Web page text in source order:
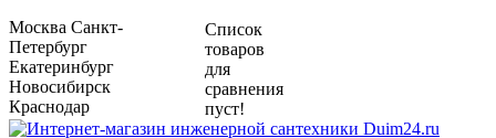
Москва Санкт-
Петербург
Екатеринбург
Новосибирск
Краснодар
Список
товаров
для
сравнения
пуст!